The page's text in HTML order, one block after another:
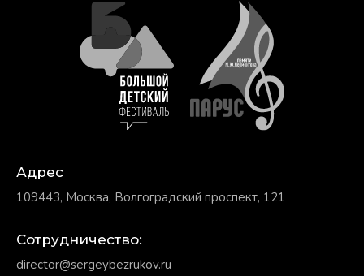
Адрес
109443, Москва, Волгоградский проспект, 121
Сотрудничество:
director@sergeybezrukov.ru